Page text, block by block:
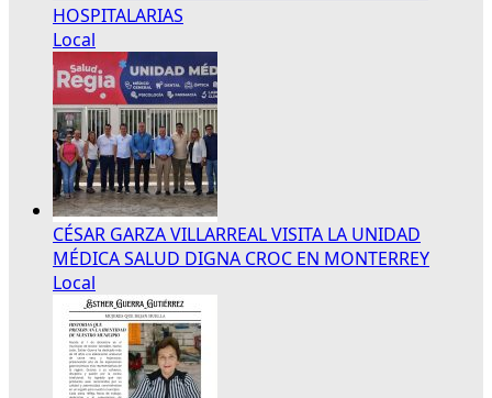
HOSPITALARIAS
Local
CÉSAR GARZA VILLARREAL VISITA LA UNIDAD
MÉDICA SALUD DIGNA CROC EN MONTERREY
Local